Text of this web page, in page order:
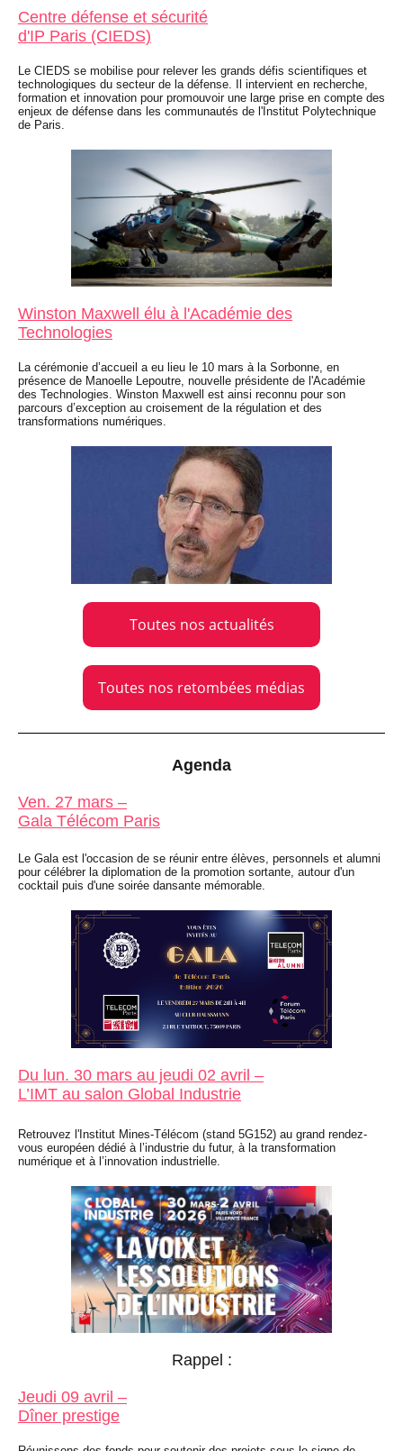
Centre défense et sécurité
d'IP Paris (CIEDS)
Le CIEDS se mobilise pour relever les grands défis scientifiques et
technologiques du secteur de la défense. Il intervient en recherche,
formation et innovation pour promouvoir une large prise en compte des
enjeux de défense dans les communautés de l'Institut Polytechnique
de Paris.
Winston Maxwell élu à l'Académie des
Technologies
La cérémonie d’accueil a eu lieu le 10 mars à la Sorbonne, en
présence de Manoelle Lepoutre, nouvelle présidente de l'Académie
des Technologies. Winston Maxwell est ainsi reconnu pour son
parcours d’exception au croisement de la régulation et des
transformations numériques.
Toutes nos actualités
Toutes nos retombées médias
Agenda
Ven. 27 mars –
Gala Télécom Paris
Le Gala est l'occasion de se réunir entre élèves, personnels et alumni
pour célébrer la diplomation de la promotion sortante, autour d'un
cocktail puis d'une soirée dansante mémorable.
Du lun. 30 mars au jeudi 02 avril –
L’IMT au salon Global Industrie
Retrouvez l'Institut Mines-Télécom (stand 5G152) au grand rendez-
vous européen dédié à l’industrie du futur, à la transformation
numérique et à l’innovation industrielle.
Rappel :
Jeudi 09 avril –
Dîner prestige